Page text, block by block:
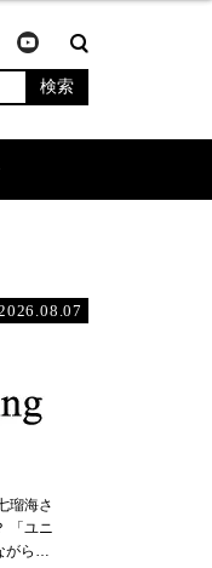
検索
瑠海さ
「ユニ
がら…